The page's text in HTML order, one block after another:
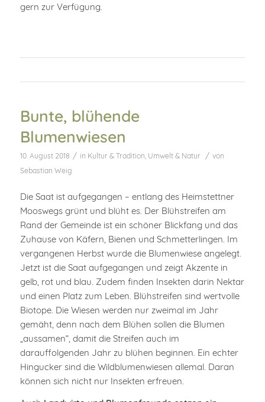
gern zur Verfügung.
Bunte, blühende
Blumenwiesen
10. August 2018 / in Kultur & Tradition Umwelt & Natur / von
Sebastian Weig
Die Saat ist aufgegangen – entlang des Heimstettner
Mooswegs grünt und blüht es. Der Blühstreifen am
Rand der Gemeinde ist ein schöner Blickfang und das
Zuhause von Käfern, Bienen und Schmetterlingen. Im
vergangenen Herbst wurde die Blumenwiese angelegt.
Jetzt ist die Saat aufgegangen und zeigt Akzente in
gelb, rot und blau. Zudem finden Insekten darin Nektar
und einen Platz zum Leben. Blühstreifen sind wertvolle
Biotope. Die Wiesen werden nur zweimal im Jahr
gemäht, denn nach dem Blühen sollen die Blumen
„aussamen“, damit die Streifen auch im
darauffolgenden Jahr zu blühen beginnen. Ein echter
Hingucker sind die Wildblumenwiesen allemal. Daran
können sich nicht nur Insekten erfreuen.